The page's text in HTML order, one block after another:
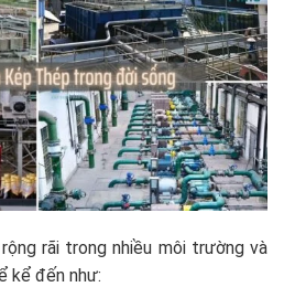
rãi trong nhiều môi trường và
kể đến như: